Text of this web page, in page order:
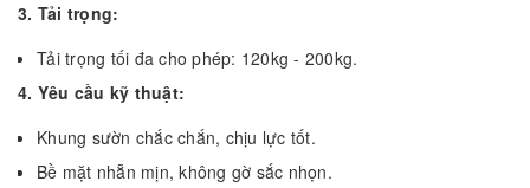
3. Tải trọng:
Tải trọng tối đa cho phép: 120kg - 200kg.
4. Yêu cầu kỹ thuật:
Khung sườn chắc chắn, chịu lực tốt.
Bề mặt nhẵn mịn, không gờ sắc nhọn.